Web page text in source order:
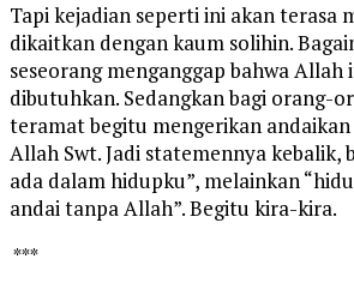
Tapi kejadian seperti ini akan terasa
dikaitkan dengan kaum solihin.
seseorang menganggap bahwa
dibutuhkan. Sedangkan bagi orang-
teramat begitu mengerikan
Allah Swt. Jadi statemennya kebalik,
ada dalam hidupku”, melainkan
andai tanpa Allah”. Begitu kira-kira.
***